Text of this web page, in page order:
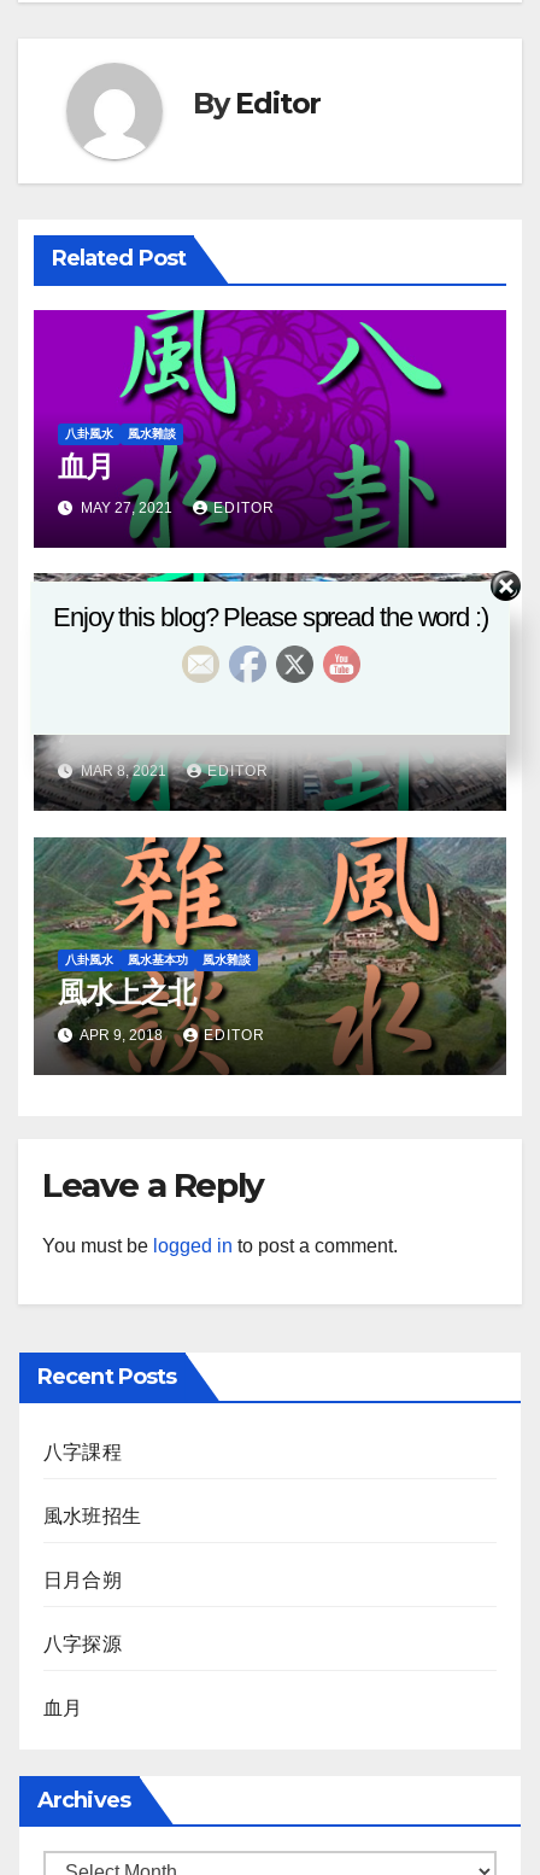
ByEditor
Related Post
八卦風水 風水雜談
血月
MAY 27, 2021 EDITOR
流年辛丑有感
MAR 8, 2021 EDITOR
八卦風水 風水基本功 風水雜談
風水上之北
APR 9, 2018 EDITOR
Leave a Reply
You must be logged in to post a comment.
Recent Posts
八字課程
風水班招生
日月合朔
八字探源
血月
Archives
Archives
Enjoy this blog? Please spread the word :)